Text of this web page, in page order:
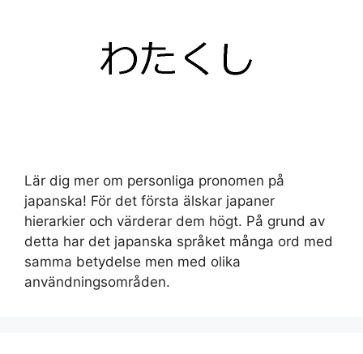
Lär dig mer om personliga pronomen på
japanska! För det första älskar japaner
hierarkier och värderar dem högt. På grund av
detta har det japanska språket många ord med
samma betydelse men med olika
användningsområden.